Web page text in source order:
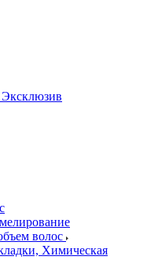
волос
Химическая